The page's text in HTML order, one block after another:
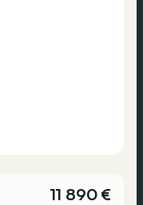
11 890 €